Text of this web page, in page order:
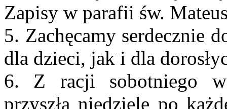
Zapisy w parafii św.
5. Zachęcamy serdecznie
dla dzieci, jak i dla
6. Z racji sobotniego
przyszłą niedzielę po